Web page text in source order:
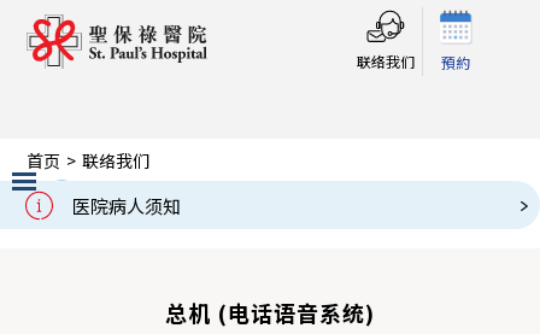
联络我们 預約
医院病人须知
Slide 2 of 3.
首页 > 联络我们
联络我们
总机 (电话语音系统)